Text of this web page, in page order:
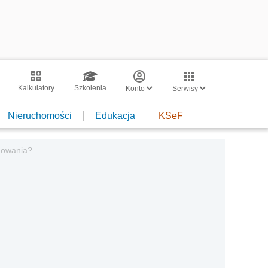
Kalkulatory Szkolenia Konto Serwisy
Nieruchomości Edukacja KSeF